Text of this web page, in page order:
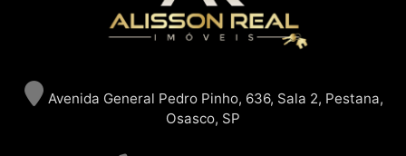
Avenida General Pedro Pinho, 636, Sala 2, Pestana,
Osasco, SP